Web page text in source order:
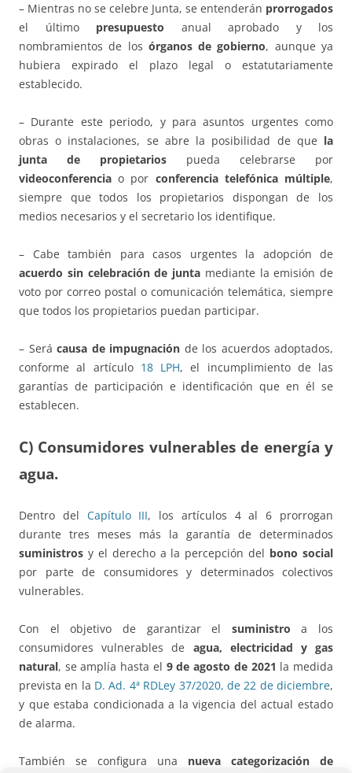
– Mientras no se celebre Junta, se entenderán prorrogados
el último presupuesto anual aprobado y los
nombramientos de los órganos de gobierno, aunque ya
hubiera expirado el plazo legal o estatutariamente
establecido.
– Durante este periodo, y para asuntos urgentes como
obras o instalaciones, se abre la posibilidad de que la
junta de propietarios pueda celebrarse por
videoconferenciao por conferencia telefónica múltiple,
siempre que todos los propietarios dispongan de los
medios necesarios y el secretario los identifique.
– Cabe también para casos urgentes la adopción de
acuerdo sin celebración de junta mediante la emisión de
voto por correo postal o comunicación telemática, siempre
que todos los propietarios puedan participar.
– Será causa de impugnación de los acuerdos adoptados,
conforme al artículo 18 LPH, el incumplimiento de las
garantías de participación e identificación que en él se
establecen.
C) Consumidores vulnerables de energía y
agua.
Dentro del Capítulo III, los artículos 4 al 6 prorrogan
durante tres meses más la garantía de determinados
suministros y el derecho a la percepción del bono social
por parte de consumidores y determinados colectivos
vulnerables.
Con el objetivo de garantizar el suministro a los
consumidores vulnerables de agua, electricidad y gas
natural, se amplía hasta el 9 de agosto de 2021 la medida
prevista en la D. Ad. 4ª RDLey 37/2020, de 22 de diciembre,
y que estaba condicionada a la vigencia del actual estado
de alarma.
También se configura una nueva categorización de